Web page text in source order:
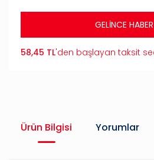
GELİNCE
58,45 TL'den başlayan taksit
Ürün Bilgisi Yorumlar